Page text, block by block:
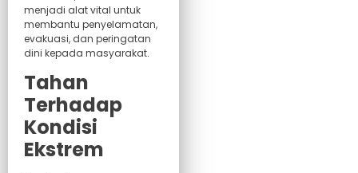
menjadi alat vital untuk
membantu penyelamatan,
evakuasi, dan peringatan
dini kepada masyarakat.
Tahan
Terhadap
Kondisi
Ekstrem